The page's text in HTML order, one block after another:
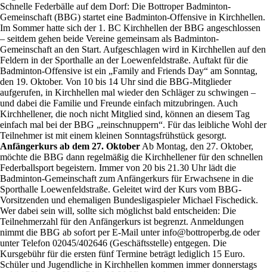
Schnelle Federbälle auf dem Dorf: Die Bottroper Badminton-
Gemeinschaft (BBG) startet eine Badminton-Offensive in Kirchhellen.
Im Sommer hatte sich der 1. BC Kirchhellen der BBG angeschlossen
– seitdem gehen beide Vereine gemeinsam als Badminton-
Gemeinschaft an den Start. Aufgeschlagen wird in Kirchhellen auf den
Feldern in der Sporthalle an der Loewenfeldstraße. Auftakt für die
Badminton-Offensive ist ein „Family and Friends Day“ am Sonntag,
den 19. Oktober. Von 10 bis 14 Uhr sind die BBG-Mitglieder
aufgerufen, in Kirchhellen mal wieder den Schläger zu schwingen –
und dabei die Familie und Freunde einfach mitzubringen. Auch
Kirchhellener, die noch nicht Mitglied sind, können an diesem Tag
einfach mal bei der BBG „reinschnuppern“. Für das leibliche Wohl der
Teilnehmer ist mit einem kleinen Sonntagsfrühstück gesorgt.
Anfängerkurs ab dem 27. Oktober Ab Montag, den 27. Oktober,
möchte die BBG dann regelmäßig die Kirchhellener für den schnellen
Federballsport begeistern. Immer von 20 bis 21.30 Uhr lädt die
Badminton-Gemeinschaft zum Anfängerkurs für Erwachsene in die
Sporthalle Loewenfeldstraße. Geleitet wird der Kurs vom BBG-
Vorsitzenden und ehemaligen Bundesligaspieler Michael Fischedick.
Wer dabei sein will, sollte sich möglichst bald entscheiden: Die
Teilnehmerzahl für den Anfängerkurs ist begrenzt. Anmeldungen
nimmt die BBG ab sofort per E-Mail unter info@bottroperbg.de oder
unter Telefon 02045/402646 (Geschäftsstelle) entgegen. Die
Kursgebühr für die ersten fünf Termine beträgt lediglich 15 Euro.
Schüler und Jugendliche in Kirchhellen kommen immer donnerstags